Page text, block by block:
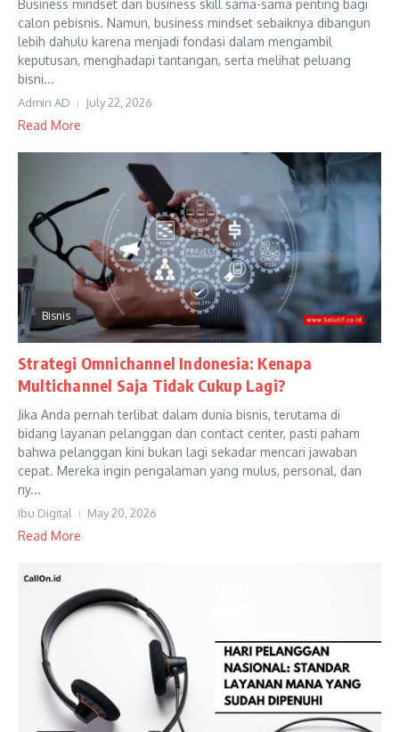
Business mindset dan business skill sama-sama penting bagi
calon pebisnis. Namun, business mindset sebaiknya dibangun
lebih dahulu karena menjadi fondasi dalam mengambil
keputusan, menghadapi tantangan, serta melihat peluang
bisni...
Admin AD July 22, 2026
Read More
Bisnis
Strategi Omnichannel Indonesia: Kenapa
Multichannel Saja Tidak Cukup Lagi?
Jika Anda pernah terlibat dalam dunia bisnis, terutama di
bidang layanan pelanggan dan contact center, pasti paham
bahwa pelanggan kini bukan lagi sekadar mencari jawaban
cepat. Mereka ingin pengalaman yang mulus, personal, dan
ny...
Ibu Digital May 20, 2026
Read More